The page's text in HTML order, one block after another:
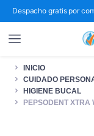
Despacho gratis por
INICIO
CUIDADO
HIGIENE BUCAL
PEPSODENT XTRA